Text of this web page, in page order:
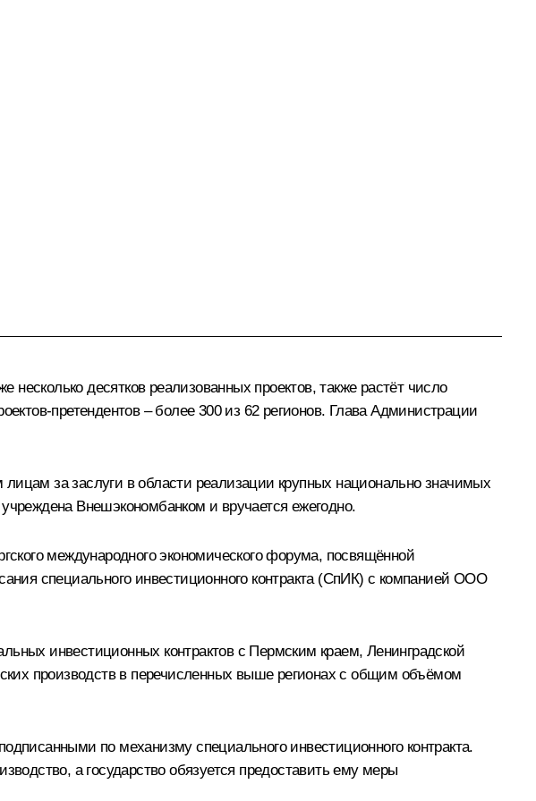
десятков реализованных проектов, также растёт число
претендентов – более 300 из 62 регионов. Глава Администрации
за заслуги в области реализации крупных национально значимых
Внешэкономбанком и вручается ежегодно.
международного экономического форума, посвящённой
специального инвестиционного контракта (СпИК) с компанией ООО
инвестиционных контрактов с Пермским краем, Ленинградской
производств в перечисленных выше регионах с общим объёмом
по механизму специального инвестиционного контракта.
а государство обязуется предоставить ему меры